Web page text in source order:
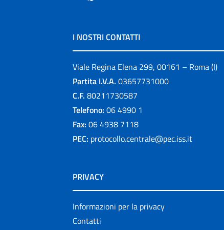
I NOSTRI CONTATTI
Viale Regina Elena 299, 00161 – Roma (I)
Partita I.V.A. 03657731000
C.F. 80211730587
Telefono: 06 4990 1
Fax: 06 4938 7118
PEC: protocollo.centrale@pec.iss.it
PRIVACY
Informazioni per la privacy
Contatti